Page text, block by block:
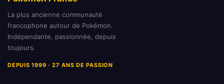
La plus ancienne communauté
francophone autour de Pokémon.
Indépendante, passionnée, depuis
toujours.
DEPUIS 1999 · 27 ANS DE PASSION